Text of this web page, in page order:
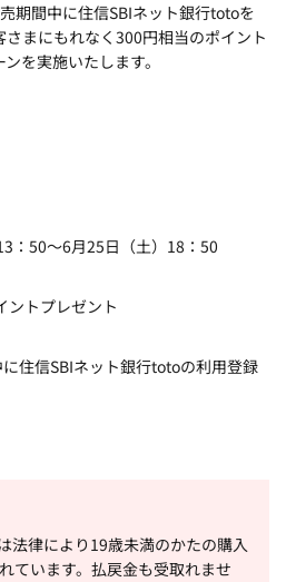
期間中に住信SBIネット銀行totoを
まにもれなく300円相当のポイント
を実施いたします。
：50～6月25日（土）18：50
ントプレゼント
住信SBIネット銀行totoの利用登録
法律により19歳未満のかたの購入
ています。払戻金も受取れませ